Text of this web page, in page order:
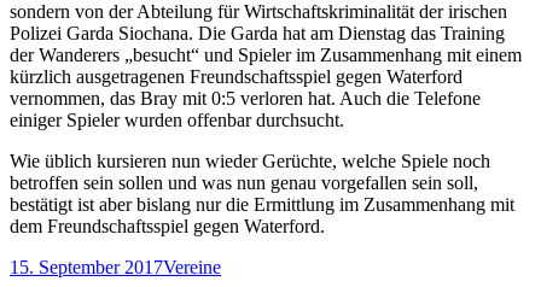
sondern von der Abteilung für Wirtschaftskriminalität der irischen
Polizei Garda Siochana. Die Garda hat am Dienstag das Training
der Wanderers „besucht“ und Spieler im Zusammenhang mit einem
kürzlich ausgetragenen Freundschaftsspiel gegen Waterford
vernommen, das Bray mit 0:5 verloren hat. Auch die Telefone
einiger Spieler wurden offenbar durchsucht.
Wie üblich kursieren nun wieder Gerüchte, welche Spiele noch
betroffen sein sollen und was nun genau vorgefallen sein soll,
bestätigt ist aber bislang nur die Ermittlung im Zusammenhang mit
dem Freundschaftsspiel gegen Waterford.
Veröffentlicht
15. September 2017Kategorien
Vereine